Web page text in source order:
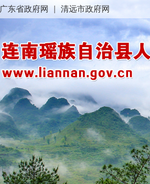
广东省政府网 清远市政府网